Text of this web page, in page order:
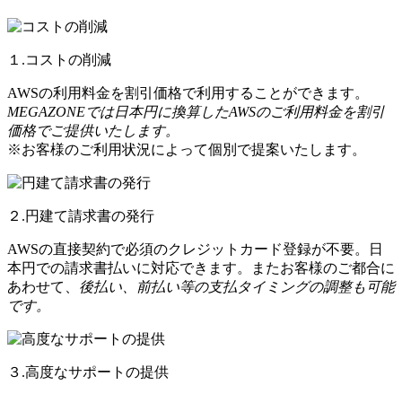
１.コストの削減
AWSの利用料金を割引価格で利用することができます。
MEGAZONEでは日本円に換算したAWSのご利用料金を割引
価格でご提供いたします。
※お客様のご利用状況によって個別で提案いたします。
２.円建て請求書の発行
AWSの直接契約で必須のクレジットカード登録が不要。日
本円での請求書払いに対応できます。またお客様のご都合に
あわせて、 後払い、前払い等の支払タイミングの調整も可能
です。
３.高度なサポートの提供